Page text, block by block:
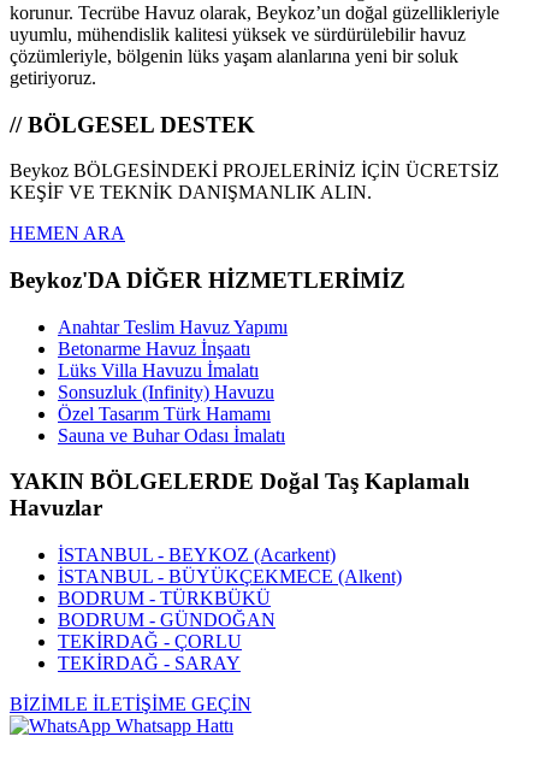
korunur. Tecrübe Havuz olarak, Beykoz’un doğal güzellikleriyle
uyumlu, mühendislik kalitesi yüksek ve sürdürülebilir havuz
çözümleriyle, bölgenin lüks yaşam alanlarına yeni bir soluk
getiriyoruz.
// BÖLGESEL DESTEK
Beykoz BÖLGESİNDEKİ PROJELERİNİZ İÇİN ÜCRETSİZ
KEŞİF VE TEKNİK DANIŞMANLIK ALIN.
HEMEN ARA
Beykoz'DA DİĞER HİZMETLERİMİZ
Anahtar Teslim Havuz Yapımı
Betonarme Havuz İnşaatı
Lüks Villa Havuzu İmalatı
Sonsuzluk (Infinity) Havuzu
Özel Tasarım Türk Hamamı
Sauna ve Buhar Odası İmalatı
YAKIN BÖLGELERDE Doğal Taş Kaplamalı
Havuzlar
İSTANBUL - BEYKOZ (Acarkent)
İSTANBUL - BÜYÜKÇEKMECE (Alkent)
BODRUM - TÜRKBÜKÜ
BODRUM - GÜNDOĞAN
TEKİRDAĞ - ÇORLU
TEKİRDAĞ - SARAY
BİZİMLE İLETİŞİME GEÇİN
Whatsapp Hattı